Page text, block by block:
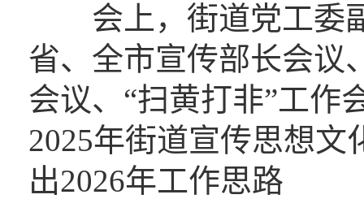
会上，街道党工委
省、全市宣传部长会议
会议、“扫黄打非”工作
2025年街道宣传思想
出2026年工作思路